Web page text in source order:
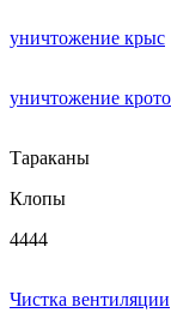
уничтожение крыс
уничтожение
Тараканы
Клопы
4444
Чистка вентиляции